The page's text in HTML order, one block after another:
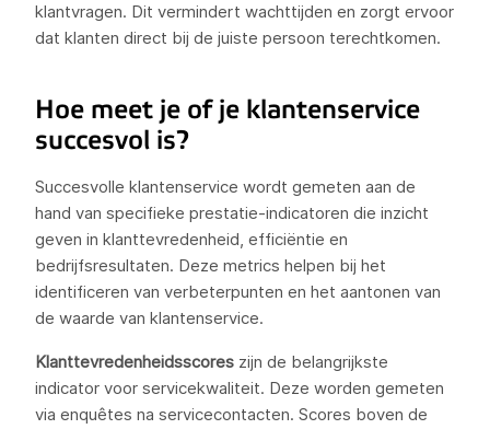
klantvragen. Dit vermindert wachttijden en zorgt ervoor
dat klanten direct bij de juiste persoon terechtkomen.
Hoe meet je of je klantenservice
succesvol is?
Succesvolle klantenservice wordt gemeten aan de
hand van specifieke prestatie-indicatoren die inzicht
geven in klanttevredenheid, efficiëntie en
bedrijfsresultaten. Deze metrics helpen bij het
identificeren van verbeterpunten en het aantonen van
de waarde van klantenservice.
Klanttevredenheidsscores zijn de belangrijkste
indicator voor servicekwaliteit. Deze worden gemeten
via enquêtes na servicecontacten. Scores boven de